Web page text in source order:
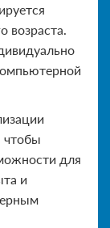
возраста.
чтобы
для
и